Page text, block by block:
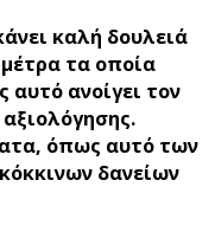
καλή δουλειά
τα οποία
αυτό ανοίγει τον
όπως αυτό των
δανείων